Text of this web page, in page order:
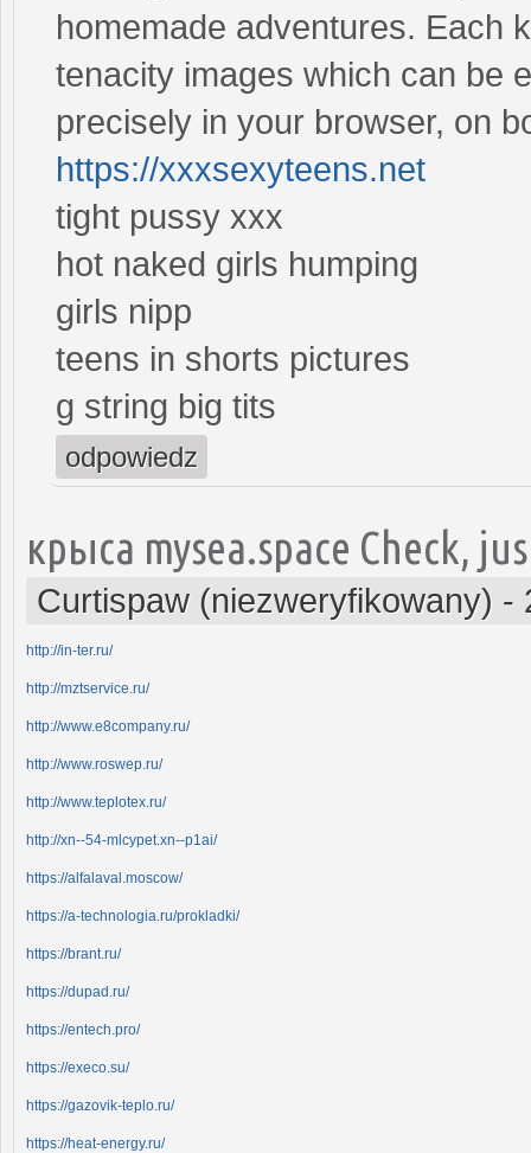
homemade adventures. Each
tenacity images which can be
precisely in your browser, on
https://xxxsexyteens.net
tight pussy xxx
hot naked girls humping
girls nipp
teens in shorts pictures
g string big tits
odpowiedz
крыса mysea.space Check,
Curtispaw (niezweryfikowany) -
http://in-ter.ru/
http://mztservice.ru/
http://www.e8company.ru/
http://www.roswep.ru/
http://www.teplotex.ru/
http://xn--54-mlcypet.xn--p1ai/
https://alfalaval.moscow/
https://a-technologia.ru/prokladki/
https://brant.ru/
https://dupad.ru/
https://entech.pro/
https://execo.su/
https://gazovik-teplo.ru/
https://heat-energy.ru/